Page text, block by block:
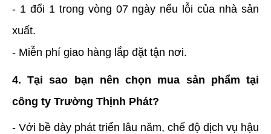
- 1 đổi 1 trong vòng 07 ngày nếu lỗi của nhà sản
xuất.
- Miễn phí giao hàng lắp đặt tận nơi.
4. Tại sao bạn nên chọn mua sản phẩm tại
công ty Trường Thịnh Phát?
- Với bề dày phát triển lâu năm, chế độ dịch vụ hậu